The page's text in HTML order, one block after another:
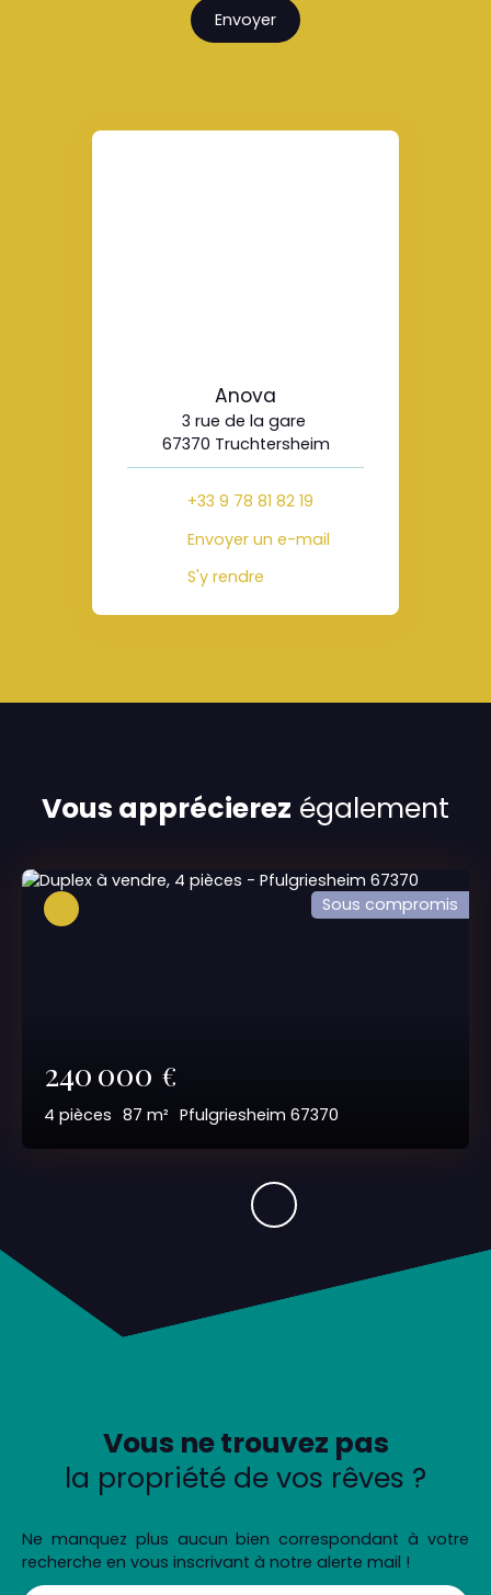
Envoyer
Anova
3 rue de la gare
67370 Truchtersheim
+33 9 78 81 82 19
Envoyer un e-mail
S'y rendre
Vous apprécierez également
240 000 €
4 pièces 87 m² Pfulgriesheim 67370
Sous compromis
Vous ne trouvez pas
la propriété de vos rêves ?
Ne manquez plus aucun bien correspondant à votre
recherche en vous inscrivant à notre alerte mail !